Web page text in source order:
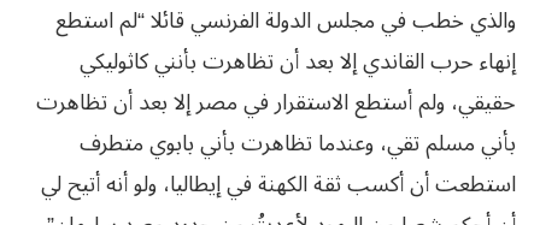
والذي خطب في مجلس الدولة الفرنسي قائلا “لم استطع
إنهاء حرب القاندي إلا بعد أن تظاهرت بأنني كاثوليكي
حقيقي، ولم أستطع الاستقرار في مصر إلا بعد أن تظاهرت
بأني مسلم تقي، وعندما تظاهرت بأني بابوي متطرف
استطعت أن أكسب ثقة الكهنة في إيطاليا، ولو أنه أتيح لي